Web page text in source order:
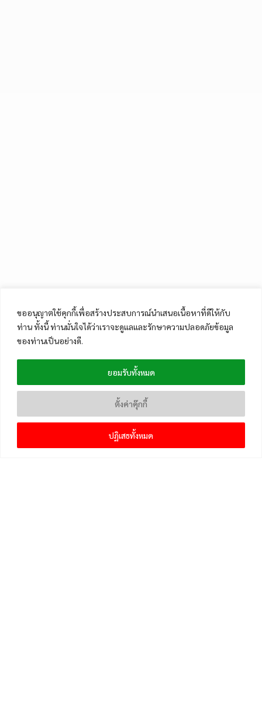
ขออนุญาตใช้คุกกี้เพื่อสร้างประสบการณ์นำเสนอเนื้อหาที่ดีให้กับ
ท่าน ทั้งนี้ ท่านมั่นใจได้ว่าเราจะดูแลและรักษาความปลอดภัยข้อมูล
ของท่านเป็นอย่างดี.
ตั้งค่าคุ๊กกี้
ปฏิเสธทั้งหมด
ยอมรับทั้งหมด